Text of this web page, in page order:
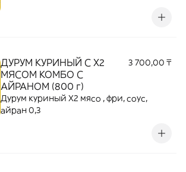
ДУРУМ КУРИНЫЙ С Х2
МЯСОМ КОМБО С
АЙРАНОМ (800 г)
3 700,00 ₸
Дурум куриный Х2 мясо , фри, соус,
айран 0,3